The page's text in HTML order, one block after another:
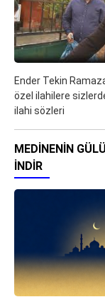
Ender Tekin
özel ilahilere
ilahi sözleri
MEDINENIN
İNDIR